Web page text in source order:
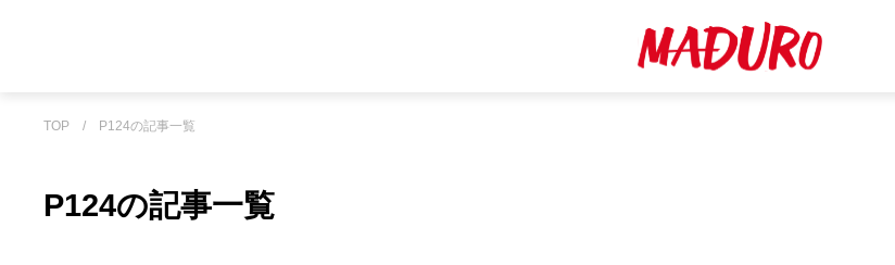
TOP / P124の記事一覧
P124の記事一覧